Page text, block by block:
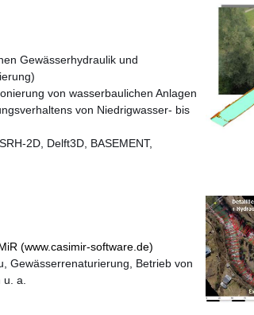
Gewässerhydraulik und
von wasserbaulichen Anlagen
von Niedrigwasser- bis
2D, Delft3D, BASEMENT,
(www.casimir-software.de)
Gewässerrenaturierung, Betrieb von
a.